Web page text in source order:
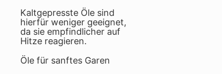
Kaltgepresste Öle sind
hierfür weniger geeignet,
da sie empfindlicher auf
Hitze reagieren.
Öle für sanftes Garen